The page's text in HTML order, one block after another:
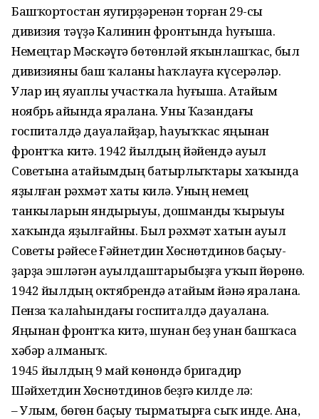
Башҡортостан яугирҙәренән торған 29-сы
дивизия тәүҙә Калинин фронтында һуғыша.
Немецтар Мәскәүгә бөтөнләй яҡынлашҡас, был
дивизияны баш ҡаланы һаҡлауға күсерәләр.
Улар иң яуаплы участкала һуғыша. Атайым
ноябрь айында яралана. Уны Ҡазандағы
госпиталдә дауалайҙар, һауыҡҡас яңынан
фронтҡа китә. 1942 йылдың йәйендә ауыл
Советына атайымдың батырлыҡтары хаҡында
яҙылған рәхмәт хаты килә. Уның немец
танкыларын яндырыуы, дошманды ҡырыуы
хаҡында яҙылғайны. Был рәхмәт хатын ауыл
Советы рәйесе Ғәйнетдин Хөснөтдинов баҫыу­
ҙарҙа эшләгән ауылдаштарыбыҙға уҡып йөрөнө.
1942 йылдың октябрендә атайым йәнә яралана.
Пенза ҡалаһындағы госпиталдә дауалана.
Яңынан фронтҡа китә, шунан беҙ унан башҡаса
хәбәр алманыҡ.
1945 йылдың 9 май көнөндә бригадир
Шәйхетдин Хөснөтдинов беҙгә килде лә:
– Улым, бөгөн баҫыу тырматырға сыҡ инде. Ана,